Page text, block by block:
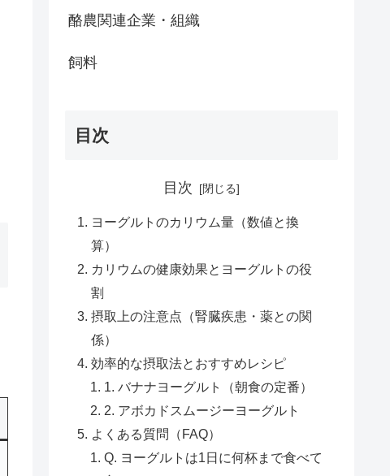
酪農関連企業・組織
飼料
目次
目次
ヨーグルトのカリウム量（数値と換
算）
カリウムの健康効果とヨーグルトの役
割
摂取上の注意点（腎臓疾患・薬との関
係）
効率的な摂取法とおすすめレシピ
1. バナナヨーグルト（朝食の定番）
2. アボカドスムージーヨーグルト
よくある質問（FAQ）
Q. ヨーグルトは1日に何杯まで食べて